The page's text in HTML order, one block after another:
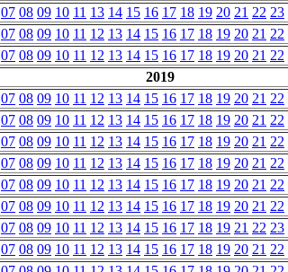
07 08 09 10 11 13 14 15 16 17 18 19 20 21 22 23
07 08 09 10 11 12 13 14 15 16 17 18 19 20 21 22
07 08 09 10 11 12 13 14 15 16 17 18 19 20 21 22
2019
07 08 09 10 11 12 13 14 15 16 17 18 19 20 21 22
07 08 09 10 11 12 13 14 15 16 17 18 19 20 21 22
07 08 09 10 11 12 13 14 15 16 17 18 19 20 21 22
07 08 09 10 11 12 13 14 15 16 17 18 19 20 21 22
07 08 09 10 11 12 13 14 15 16 17 18 19 20 21 22
07 08 09 10 11 12 13 14 15 16 17 18 19 20 21 22
07 08 09 10 11 12 13 14 15 16 17 18 19 21 22 23
07 08 09 10 11 12 13 14 15 16 17 18 19 20 21 22